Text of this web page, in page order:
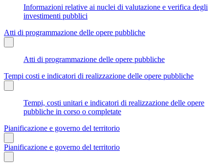
Informazioni relative ai nuclei di valutazione e verifica degli
investimenti pubblici
Atti di programmazione delle opere pubbliche
Atti di programmazione delle opere pubbliche
Tempi costi e indicatori di realizzazione delle opere pubbliche
Tempi, costi unitari e indicatori di realizzazione delle opere
pubbliche in corso o completate
Pianificazione e governo del territorio
Pianificazione e governo del territorio